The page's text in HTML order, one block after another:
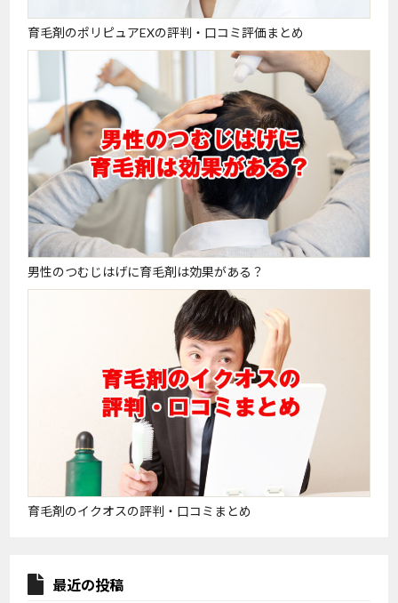
育毛剤のポリピュアEXの評判・口コミ評価まとめ
男性のつむじはげに育毛剤は効果がある？
育毛剤のイクオスの評判・口コミまとめ
最近の投稿